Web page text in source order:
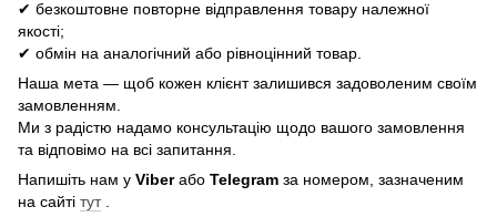
✔ безкоштовне повторне відправлення товару належної
якості;
✔ обмін на аналогічний або рівноцінний товар.
Наша мета — щоб кожен клієнт залишився задоволеним своїм
замовленням.
Ми з радістю надамо консультацію щодо вашого замовлення
та відповімо на всі запитання.
Напишіть нам у Viberабо Telegram за номером, зазначеним
на сайті тут.